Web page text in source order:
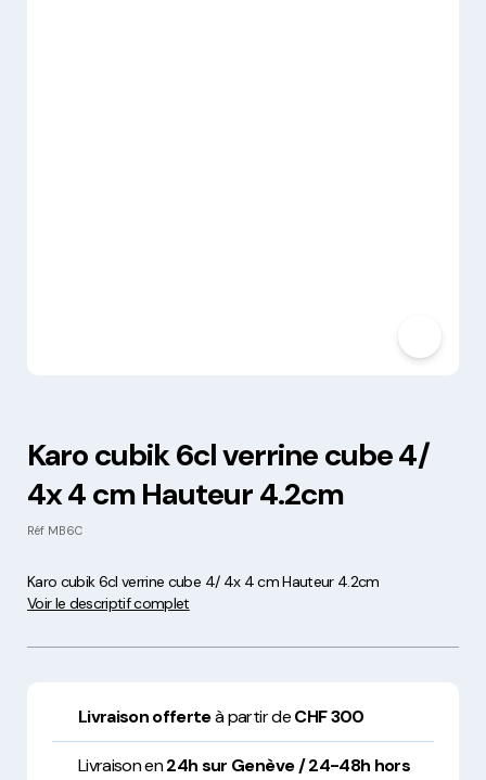
Karo cubik 6cl verrine cube 4/
4x 4 cm Hauteur 4.2cm
Réf MB6C
Karo cubik 6cl verrine cube 4/ 4x 4 cm Hauteur 4.2cm
Voir le descriptif complet
Livraison offerteà partir deCHF 300
Livraison en24h sur Genève / 24-48h hors